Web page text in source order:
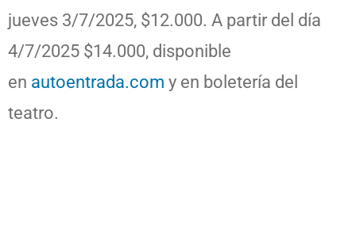
jueves 3/7/2025, $12.000. A partir del día
4/7/2025 $14.000, disponible
en autoentrada.com y en boletería del
teatro.